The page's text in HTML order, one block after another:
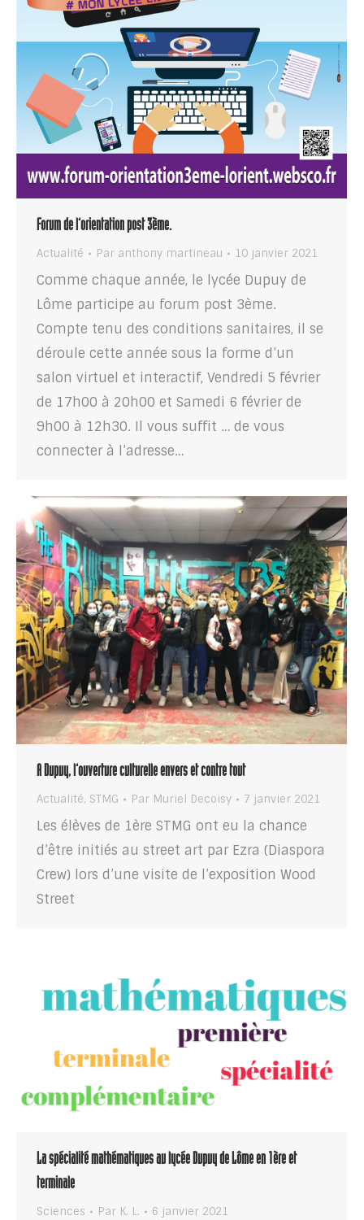
Forum de l’orientation post 3ème.
Actualité Par anthony martineau 10 janvier 2021
Comme chaque année, le lycée Dupuy de
Lôme participe au forum post 3ème.
Compte tenu des conditions sanitaires, il se
déroule cette année sous la forme d’un
salon virtuel et interactif, Vendredi 5 février
de 17h00 à 20h00 et Samedi 6 février de
9h00 à 12h30. Il vous suffit … de vous
connecter à l’adresse…
A Dupuy, l’ouverture culturelle envers et contre tout
Actualité, STMG Par Muriel Decoisy 7 janvier 2021
Les élèves de 1ère STMG ont eu la chance
d’être initiés au street art par Ezra (Diaspora
Crew) lors d’une visite de l’exposition Wood
Street
La spécialité mathématiques au lycée Dupuy de Lôme en 1ère et
terminale
Sciences Par K. L. 6 janvier 2021